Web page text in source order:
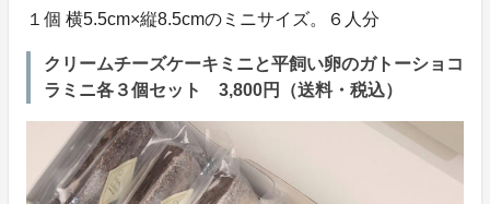
１個 横5.5cm×縦8.5cmのミニサイズ。６人分
クリームチーズケーキミニと平飼い卵のガトーショコ
ラミニ各３個セット 3,800円（送料・税込）